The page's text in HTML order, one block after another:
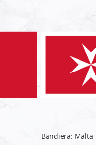
Bandiera: Malta